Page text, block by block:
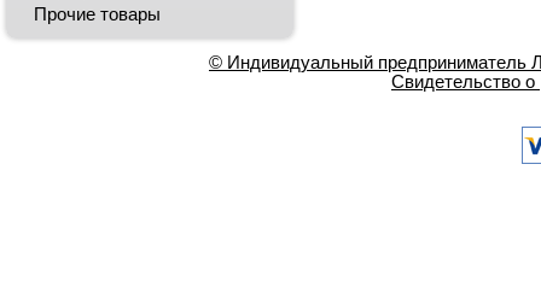
Прочие товары
© Индивидуальный предприниматель
Свидетельство